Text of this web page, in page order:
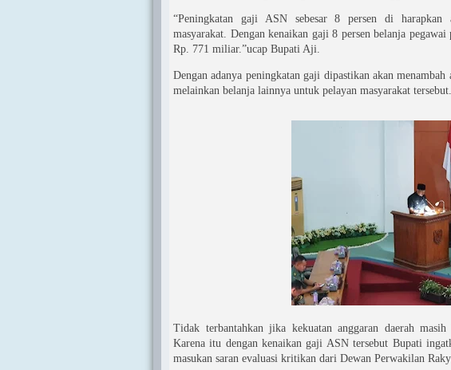
“Peningkatan gaji ASN sebesar 8 persen di harapkan
masyarakat. Dengan kenaikan gaji 8 persen belanja
Rp. 771 miliar.”ucap Bupati Aji.
Dengan adanya peningkatan gaji dipastikan akan
melainkan belanja lainnya untuk pelayan masyarakat tersebut.
Tidak terbantahkan jika kekuatan anggaran daerah
Karena itu dengan kenaikan gaji ASN tersebut Bupati
masukan saran evaluasi kritikan dari Dewan Perwakilan